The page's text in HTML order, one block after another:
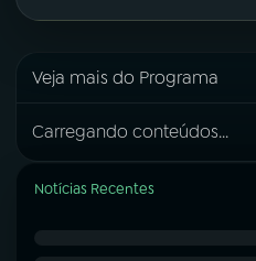
Veja mais do Programa
Carregando conteúdos...
Notícias Recentes